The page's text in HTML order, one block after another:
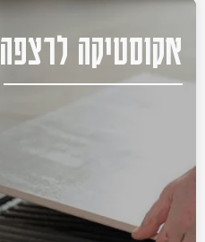
אקוסטיקה לרצפה